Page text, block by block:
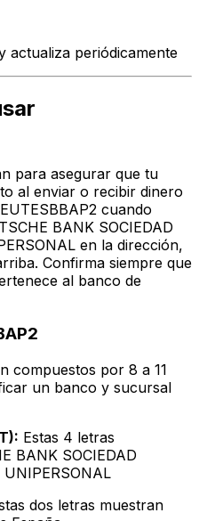
actualiza periódicamente
para asegurar que tu
al enviar o recibir dinero
cuando
BANK SOCIEDAD
en la dirección,
Confirma siempre que
al banco de
compuestos por 8 a 11
un banco y sucursal
Estas 4 letras
BANK SOCIEDAD
dos letras muestran